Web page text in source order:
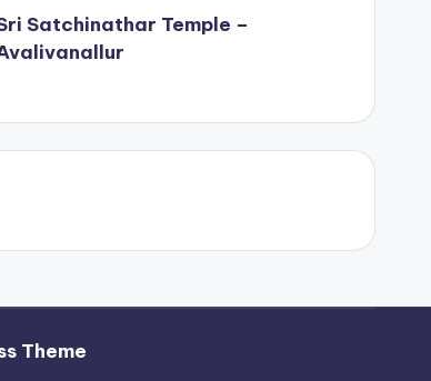
Satchinathar Temple –
Theme